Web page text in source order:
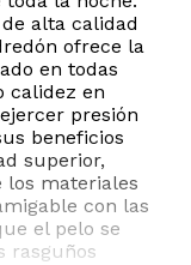
alta calidad
ofrece la
en todas
calidez en
presión
beneficios
superior,
los materiales
con las
el pelo se
rasguños